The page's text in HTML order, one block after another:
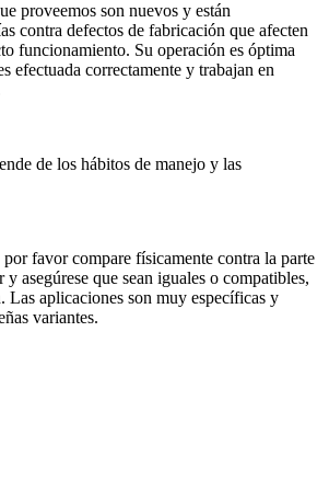
proveemos son nuevos y están
contra defectos de fabricación que afecten
funcionamiento. Su operación es óptima
efectuada correctamente y trabajan en
de los hábitos de manejo y las
favor compare físicamente contra la parte
y asegúrese que sean iguales o compatibles,
Las aplicaciones son muy específicas y
variantes.